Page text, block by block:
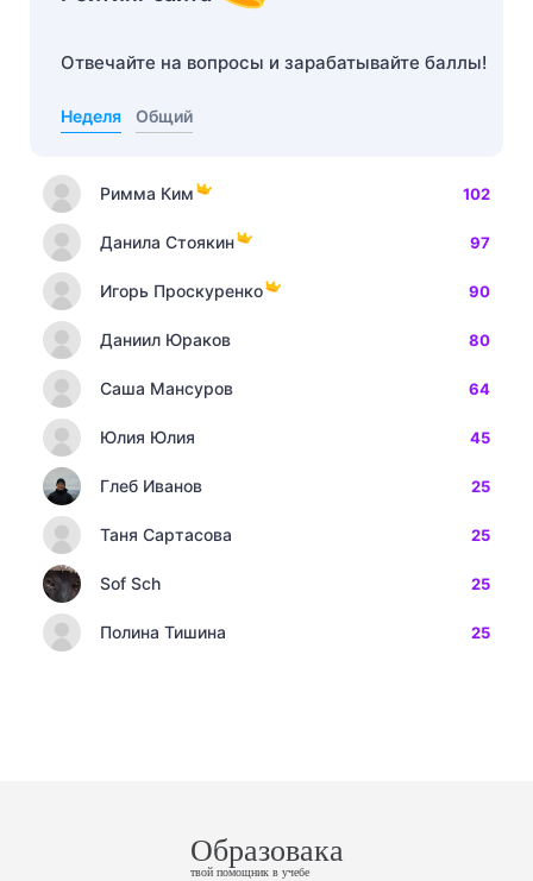
Отвечайте на вопросы и зарабатывайте баллы!
Неделя Общий
Римма Ким 102
Данила Стоякин 97
Игорь Проскуренко 90
Даниил Юраков 80
Саша Мансуров 64
Юлия Юлия 45
Глеб Иванов 25
Таня Сартасова 25
Sof Sch 25
Полина Тишина 25
Образовака
твой помощник в учебе